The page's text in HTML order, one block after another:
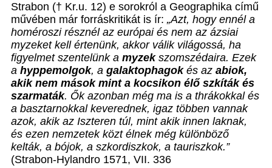
Strabon († Kr.u. 12) e sorokról a Geographika című
művében már forráskritikát is ír: „Azt, hogy ennél a
homéroszi résznél az európai és nem az ázsiai
myzeket kell értenünk, akkor válik világossá, ha
figyelmet szentelünk a myzekszomszédaira. Ezek
a hyppemolgok, a galaktophagokés az abiok,
akik nem mások mint a kocsikon élő szkíták és
szarmaták. Ők azonban még ma is a thrákokkal és
a basztarnokkal keverednek, igaz többen vannak
azok, akik az Iszteren túl, mint akik innen laknak,
és ezen nemzetek közt élnek még különböző
kelták, a bójok, a szkordiszkok, a tauriszkok.”
(Strabon-Hylandro 1571, VII. 336